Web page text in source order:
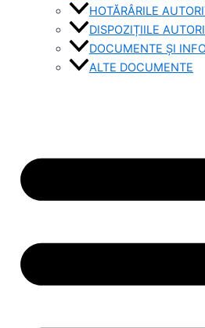
HOTĂRÂRILE
DISPOZIȚIILE
DOCUMENTE ȘI
ALTE DOCUMENTE